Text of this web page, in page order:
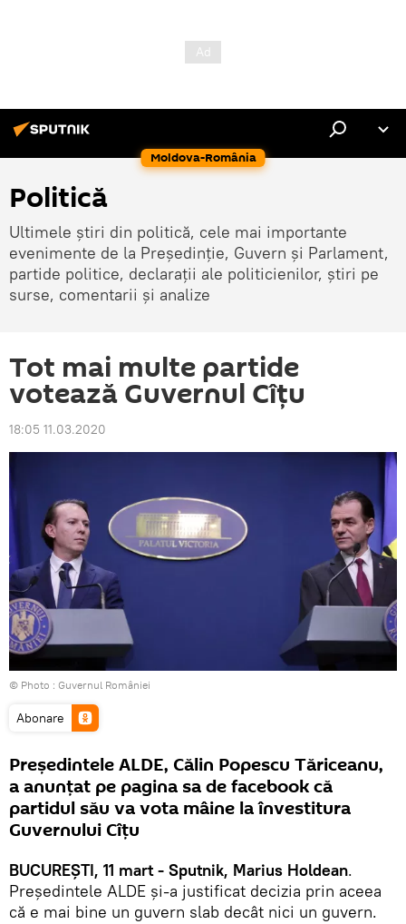
Moldova-România
Politică
Ultimele știri din politică, cele mai importante
evenimente de la Președinție, Guvern și Parlament,
partide politice, declarații ale politicienilor, știri pe
surse, comentarii și analize
Tot mai multe partide
votează Guvernul Cîțu
18:05 11.03.2020
© Photo : Guvernul României
Abonare
Președintele ALDE, Călin Popescu Tăriceanu,
a anunțat pe pagina sa de facebook că
partidul său va vota mâine la învestitura
Guvernului Cîțu
BUCUREȘTI, 11 mart - Sputnik, Marius Holdean.
Președintele ALDE și-a justificat decizia prin aceea
că e mai bine un guvern slab decât nici un guvern.